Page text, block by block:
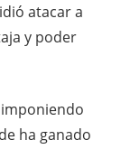
atacar a
y poder
ha ganado